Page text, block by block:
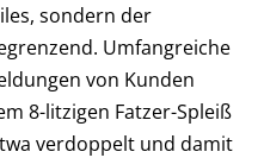
sondern der
Umfangreiche
von Kunden
8-litzigen Fatzer-Spleiß
verdoppelt und damit